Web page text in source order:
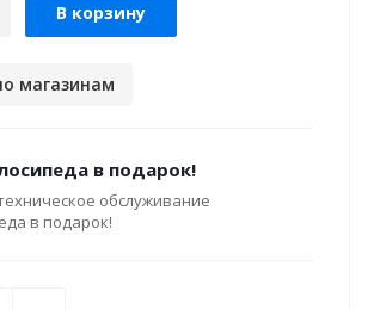
В корзину
магазинам
в подарок!
обслуживание
в подарок!